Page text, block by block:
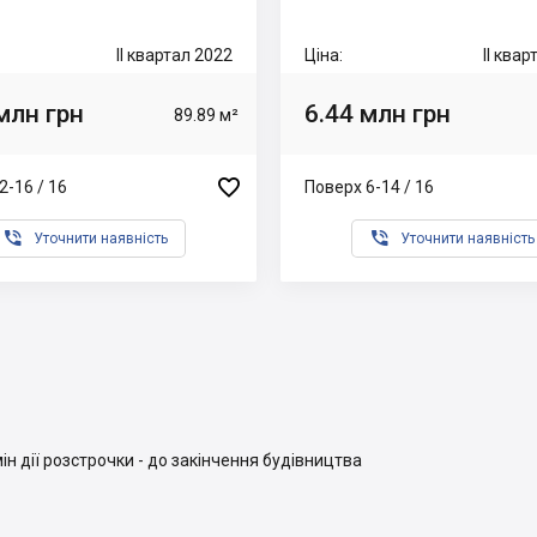
II квартал 2022
грн 89.89 м²
16 / 16 
 Уточнити наявність
Ціна: II
6.44 млн грн
Поверх 6-14 / 16
 Уточнити наявність
дії розстрочки - до закінчення будівництва